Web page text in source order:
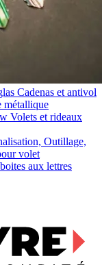
Cadenas et antivol
métallique
Volets et rideaux
Outillage,
volet
aux lettres